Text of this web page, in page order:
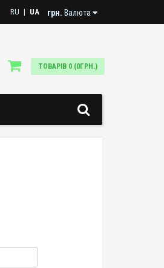
RU | UA грн. Валюта
ТОВАРІВ 0 (0ГРН.)